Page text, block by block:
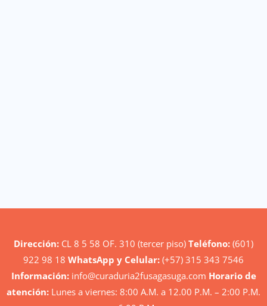
Dirección: CL 8 5 58 OF. 310 (tercer piso) Teléfono: (601)
922 98 18 WhatsApp y Celular: (+57) 315 343 7546
Información: info@curaduria2fusagasuga.com Horario de
atención: Lunes a viernes: 8:00 A.M. a 12.00 P.M. – 2:00 P.M.